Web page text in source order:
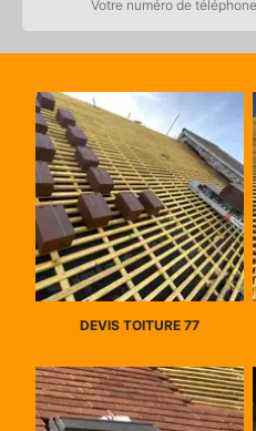
DEVIS TOITURE 77